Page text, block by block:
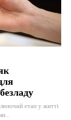
етап у житті